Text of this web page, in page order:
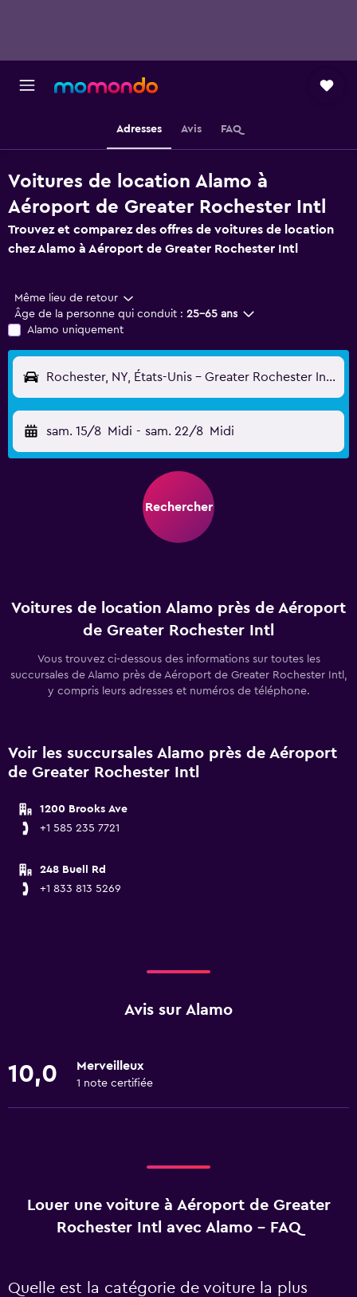
Adresses Avis FAQ
Voitures de location Alamo à
Aéroport de Greater Rochester Intl
Trouvez et comparez des offres de voitures de location
chez Alamo à Aéroport de Greater Rochester Intl
Même lieu de retour
Âge de la personne qui conduit : 25-65 ans
Alamo uniquement
Rochester, NY, États-Unis - Greater Rochester Intl (ROC)
sam. 15/8 Midi - sam. 22/8 Midi
Rechercher
Voitures de location Alamo près de Aéroport
de Greater Rochester Intl
Vous trouvez ci-dessous des informations sur toutes les
succursales de Alamo près de Aéroport de Greater Rochester Intl,
y compris leurs adresses et numéros de téléphone.
Voir les succursales Alamo près de Aéroport
de Greater Rochester Intl
1200 Brooks Ave
+1 585 235 7721
248 Buell Rd
+1 833 813 5269
Avis sur Alamo
10,0 Merveilleux
1 note certifiée
Louer une voiture à Aéroport de Greater
Rochester Intl avec Alamo - FAQ
Quelle est la catégorie de voiture la plus